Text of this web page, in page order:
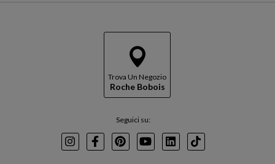
Trova Un Negozio
Roche Bobois
Seguici su:
InstagramFacebookPinterest
YoutubeLinkedInTikTok